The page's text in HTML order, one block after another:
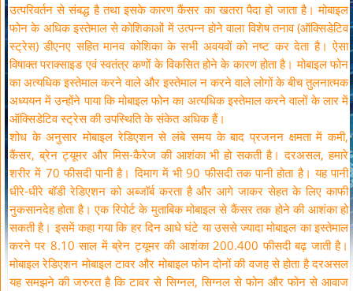
उत्परिवर्तन से संबद्ध है तथा इसके कारण कैंसर का खतरा पैदा हो जाता है। मोबाइल
फोन के अधिक इस्तेमाल से कोशिकाओं में उत्पन्न होने वाला विशेष तनाव (ऑक्सिडेटिव
स्ट्रेस) डीएनए सहित मानव कोशिका के सभी अवयवों को नष्ट कर देता है। ऐसा
विषाक्त पराक्साइड एवं स्वतंत्र कणों के विकसित होने के कारण होता है। मोबाइल फोन
का अत्यधिक इस्तेमाल करने वाले और इस्तेमाल न करने वाले लोगों के बीच तुलनात्मक
अध्ययन में उन्होंने पाया कि मोबाइल फोन का अत्यधिक इस्तेमाल करने वालों के लार में
ऑक्सिडेटिव स्ट्रेस की उपस्थिति के संकेत अधिक हैं।
शोध के अनुसार मोबाइल रेडिएशन से लंबे समय के बाद प्रजनन क्षमता में कमी,
कैंसर, ब्रेन ट्यूमर और मिस-कैरेज की आशंका भी हो सकती है। दरअसल, हमारे
शरीर में 70 फीसदी पानी है। दिमाग में भी 90 फीसदी तक पानी होता है। यह पानी
धीरे-धीरे बॉडी रेडिएशन को अब्जॉर्ब करता है और आगे जाकर सेहत के लिए काफी
नुकसानदेह होता है। एक रिपोर्ट के मुताबिक मोबाइल से कैंसर तक होने की आशंका हो
सकती है। इसमें कहा गया कि हर दिन आधे घंटे या उससे ज्यादा मोबाइल का इस्तेमाल
करने पर 8.10 साल में ब्रेन ट्यूमर की आशंका 200.400 फीसदी बढ़ जाती है।
मोबाइल रेडिएशन मोबाइल टावर और मोबाइल फोन दोनों की वजह से होता है दरअसल
यह समझने की जरुरत है कि टावर से सिग्नल, सिग्नल से फोन और फोन से आवाज